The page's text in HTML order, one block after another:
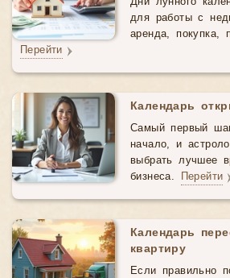
для работы с
аренда, покупка,
Перейти
Календарь
Самый первый
начало, и
выбрать лучшее
бизнеса.
Перейти
Календарь
квартиру
Если правильно